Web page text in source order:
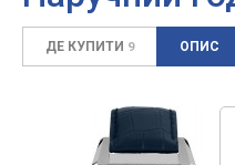
ДЕ КУПИТИ 9 ОПИС